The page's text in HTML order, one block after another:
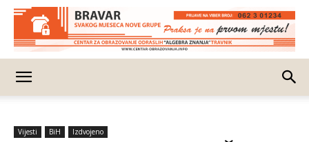
Vijesti BiH Izdvojeno